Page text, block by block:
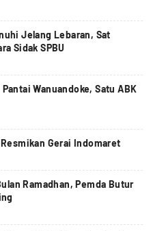
Jelang Lebaran, Sat
Sidak SPBU
Wanuandoke, Satu ABK
Gerai Indomaret
Ramadhan, Pemda Butur